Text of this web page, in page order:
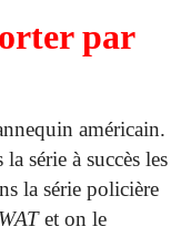
par
américain.
série à succès les
la série policière
et on le